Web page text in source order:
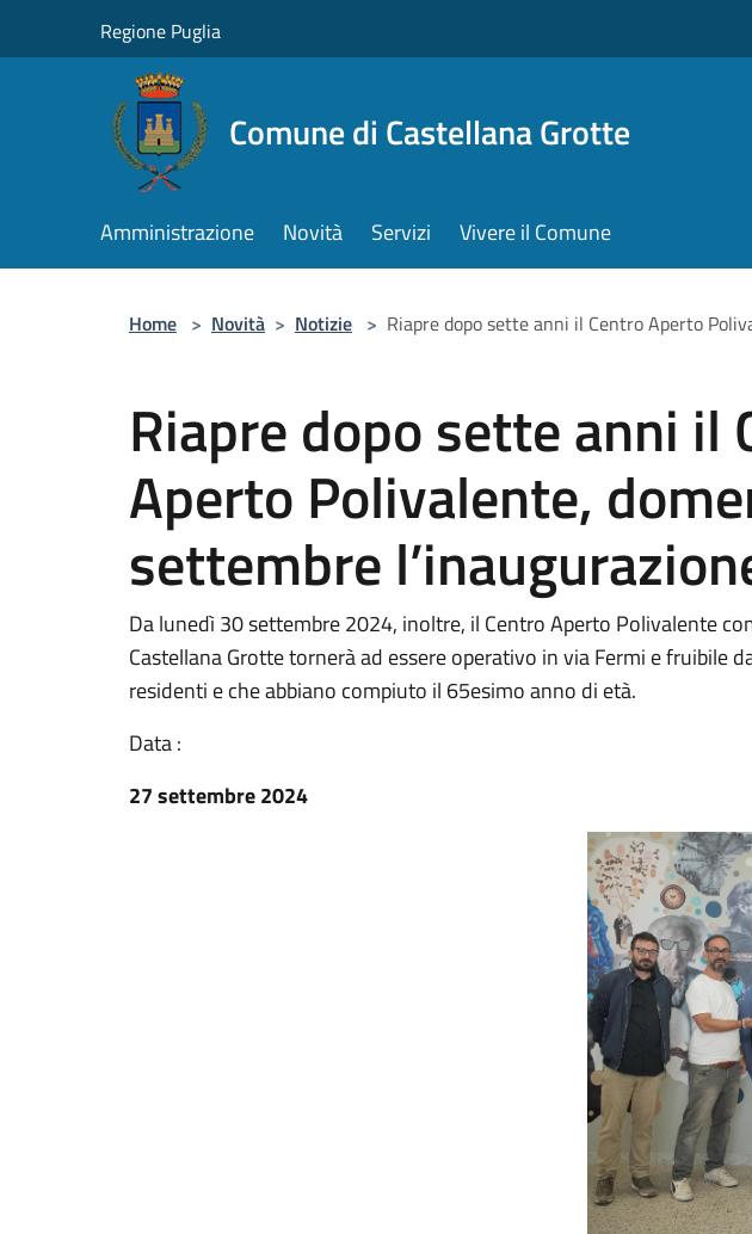
Regione Puglia
Comune di Castellana Grotte
Amministrazione Novità Servizi Vivere il Comune
Home > Novità > Notizie > Riapre dopo sette anni il Centro Aperto
Riapre dopo sette anni il
Aperto Polivalente,
settembre
Da lunedì 30 settembre 2024, inoltre, il Centro Aperto Polivalente
Castellana Grotte tornerà ad essere operativo in via Fermi e fruibile
residenti e che abbiano compiuto il 65esimo anno di età.
Data :
27 settembre 2024